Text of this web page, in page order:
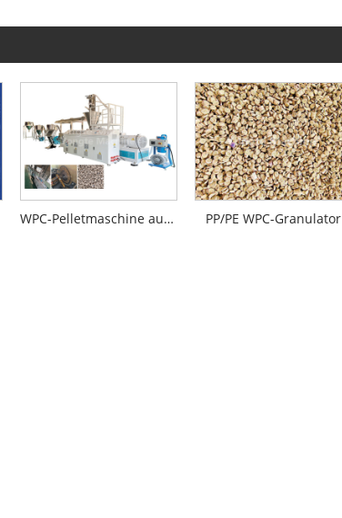
WPC-Pelletmaschine aus recyceltem Kunststoff PP/PE WPC-Granulator